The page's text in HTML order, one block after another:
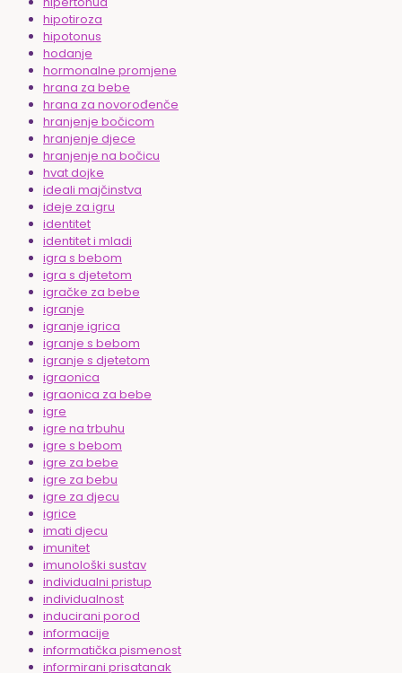
hipotiroza
hipotonus
hodanje
hormonalne promjene
hrana za bebe
hrana za novorođenče
hranjenje bočicom
hranjenje djece
hranjenje na bočicu
hvat dojke
ideali majčinstva
ideje za igru
identitet
identitet i mladi
igra s bebom
igra s djetetom
igračke za bebe
igranje
igranje igrica
igranje s bebom
igranje s djetetom
igraonica
igraonica za bebe
igre
igre na trbuhu
igre s bebom
igre za bebe
igre za bebu
igre za djecu
igrice
imati djecu
imunitet
imunološki sustav
individualni pristup
individualnost
inducirani porod
informacije
informatička pismenost
informirani prisatanak